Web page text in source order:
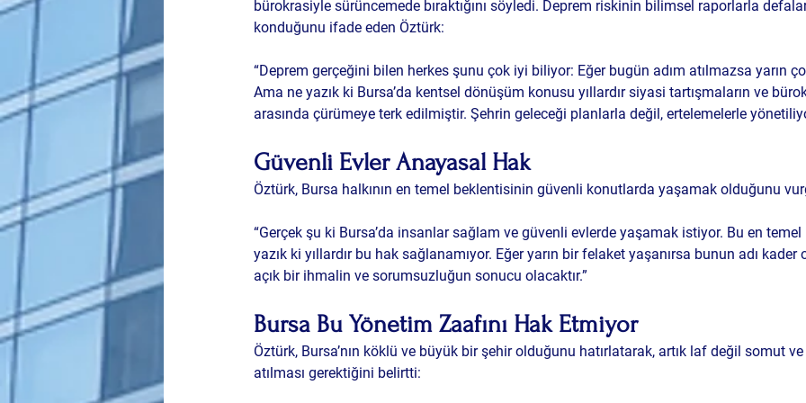
bürokrasiyle sürüncemede bıraktığını söyledi. Deprem riskinin bilimsel raporlarla
konduğunu ifade eden Öztürk:
“Deprem gerçeğini bilen herkes şunu çok iyi biliyor: Eğer bugün adım atılmazsa yarın
Ama ne yazık ki Bursa’da kentsel dönüşüm konusu yıllardır siyasi tartışmaların ve
arasında çürümeye terk edilmiştir. Şehrin geleceği planlarla değil, ertelemelerle
Güvenli Evler Anayasal Hak
Öztürk, Bursa halkının en temel beklentisinin güvenli konutlarda yaşamak olduğunu
“Gerçek şu ki Bursa’da insanlar sağlam ve güvenli evlerde yaşamak istiyor. Bu en
yazık ki yıllardır bu hak sağlanamıyor. Eğer yarın bir felaket yaşanırsa bunun adı
açık bir ihmalin ve sorumsuzluğun sonucu olacaktır.”
Bursa Bu Yönetim Zaafını Hak Etmiyor
Öztürk, Bursa’nın köklü ve büyük bir şehir olduğunu hatırlatarak, artık laf değil somut
atılması gerektiğini belirtti: